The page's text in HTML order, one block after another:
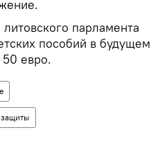
парламента
пособий в будущем
50 евро.